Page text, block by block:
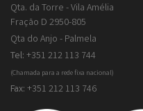
Qta. da Torre - Vila Amélia
Fração D 2950-805
Qta do Anjo - Palmela
Tel: +351 212 113 744
(Chamada para a rede fixa nacional)
Fax: +351 212 113 746